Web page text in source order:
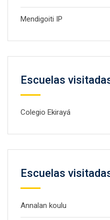
Mendigoiti IP
Escuelas
Colegio Ekirayá
Escuelas
Annalan koulu